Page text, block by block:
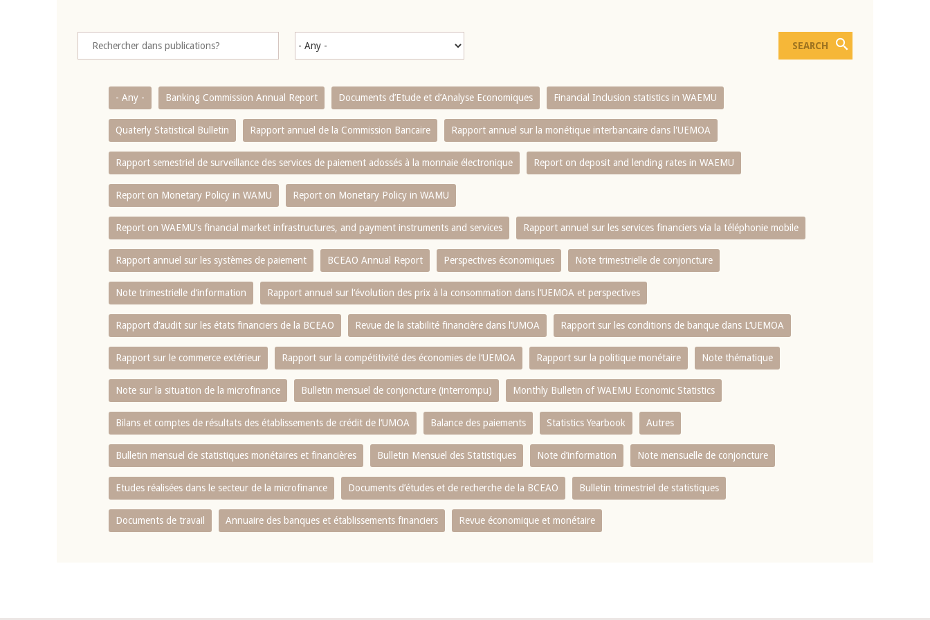
- Any - Banking Commission Annual Report Documents d’Etude et d’Analyse Economiques Financial Inclusion statistics in WAEMU
Quaterly Statistical Bulletin Rapport annuel de la Commission Bancaire Rapport annuel sur la monétique interbancaire dans l'UEMOA
Rapport semestriel de surveillance des services de paiement adossés à la monnaie électronique Report on deposit and lending rates in WAEMU
Report on Monetary Policy in WAMU Report on Monetary Policy in WAMU
Report on WAEMU’s financial market infrastructures, and payment instruments and services Rapport annuel sur les services financiers via la téléphonie mobile
Rapport annuel sur les systèmes de paiement BCEAO Annual Report Perspectives économiques Note trimestrielle de conjoncture
Note trimestrielle d‘information Rapport annuel sur l‘évolution des prix à la consommation dans l‘UEMOA et perspectives
Rapport d‘audit sur les états financiers de la BCEAO Revue de la stabilité financière dans l‘UMOA Rapport sur les conditions de banque dans L‘UEMOA
Rapport sur le commerce extérieur Rapport sur la compétitivité des économies de l‘UEMOA Rapport sur la politique monétaire Note thématique
Note sur la situation de la microfinance Bulletin mensuel de conjoncture (interrompu) Monthly Bulletin of WAEMU Economic Statistics
Bilans et comptes de résultats des établissements de crédit de l‘UMOA Balance des paiements Statistics Yearbook Autres
Bulletin mensuel de statistiques monétaires et financières Bulletin Mensuel des Statistiques Note d’information Note mensuelle de conjoncture
Etudes réalisées dans le secteur de la microfinance Documents d’études et de recherche de la BCEAO Bulletin trimestriel de statistiques
Documents de travail Annuaire des banques et établissements financiers Revue économique et monétaire